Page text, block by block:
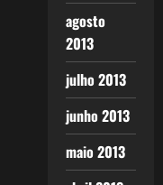
agosto
2013
julho 2013
junho 2013
maio 2013